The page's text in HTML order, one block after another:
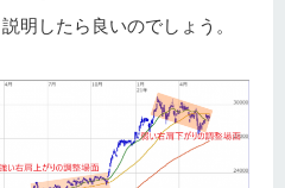
明したら良いのでしょう。